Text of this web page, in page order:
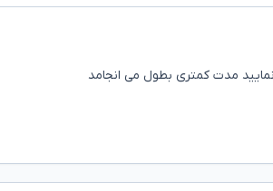
مدت کمتری بطول می انجامد